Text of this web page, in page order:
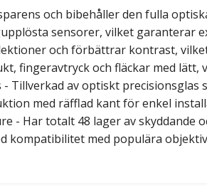
och bibehåller den fulla
sensorer, vilket garanterar
och förbättrar kontrast,
fingeravtryck och fläckar med
Tillverkad av optiskt precisionsglas
med räfflad kant för enkel
- Har totalt 48 lager av skyddande
kompatibilitet med populära